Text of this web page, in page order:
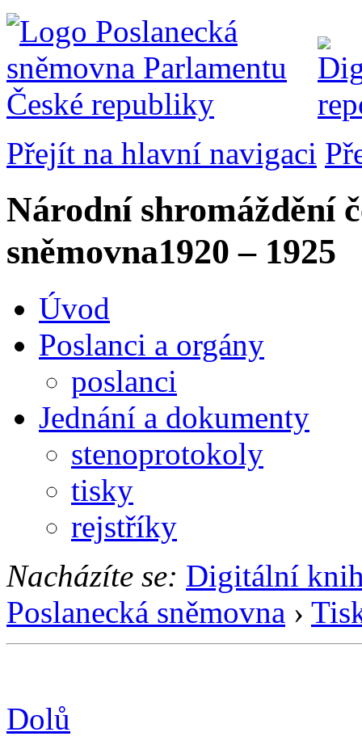
Přejít na hlavní navigaci
Národní shromáždění
sněmovna1920 – 1925
Úvod
Poslanci a orgány
poslanci
Jednání a dokumenty
stenoprotokoly
tisky
rejstříky
Nacházíte se: Digitální
Poslanecká sněmovna ›
Dolů